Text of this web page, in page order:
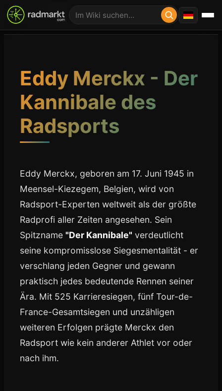
Eddy Merckx - Der
Kannibale des
Radsports
Eddy Merckx, geboren am 17. Juni 1945 in
Meensel-Kiezegem, Belgien, wird von
Radsport-Experten weltweit als der größte
Radprofi aller Zeiten angesehen. Sein
Spitzname "Der Kannibale" verdeutlicht
seine kompromisslose Siegesmentalität - er
verschlang jeden Gegner und gewann
praktisch jedes bedeutende Rennen seiner
Ära. Mit 525 Karrieresiegen, fünf Tour-de-
France-Gesamtsiegen und unzähligen
weiteren Erfolgen prägte Merckx den
Radsport wie kein anderer Athlet vor oder
nach ihm.